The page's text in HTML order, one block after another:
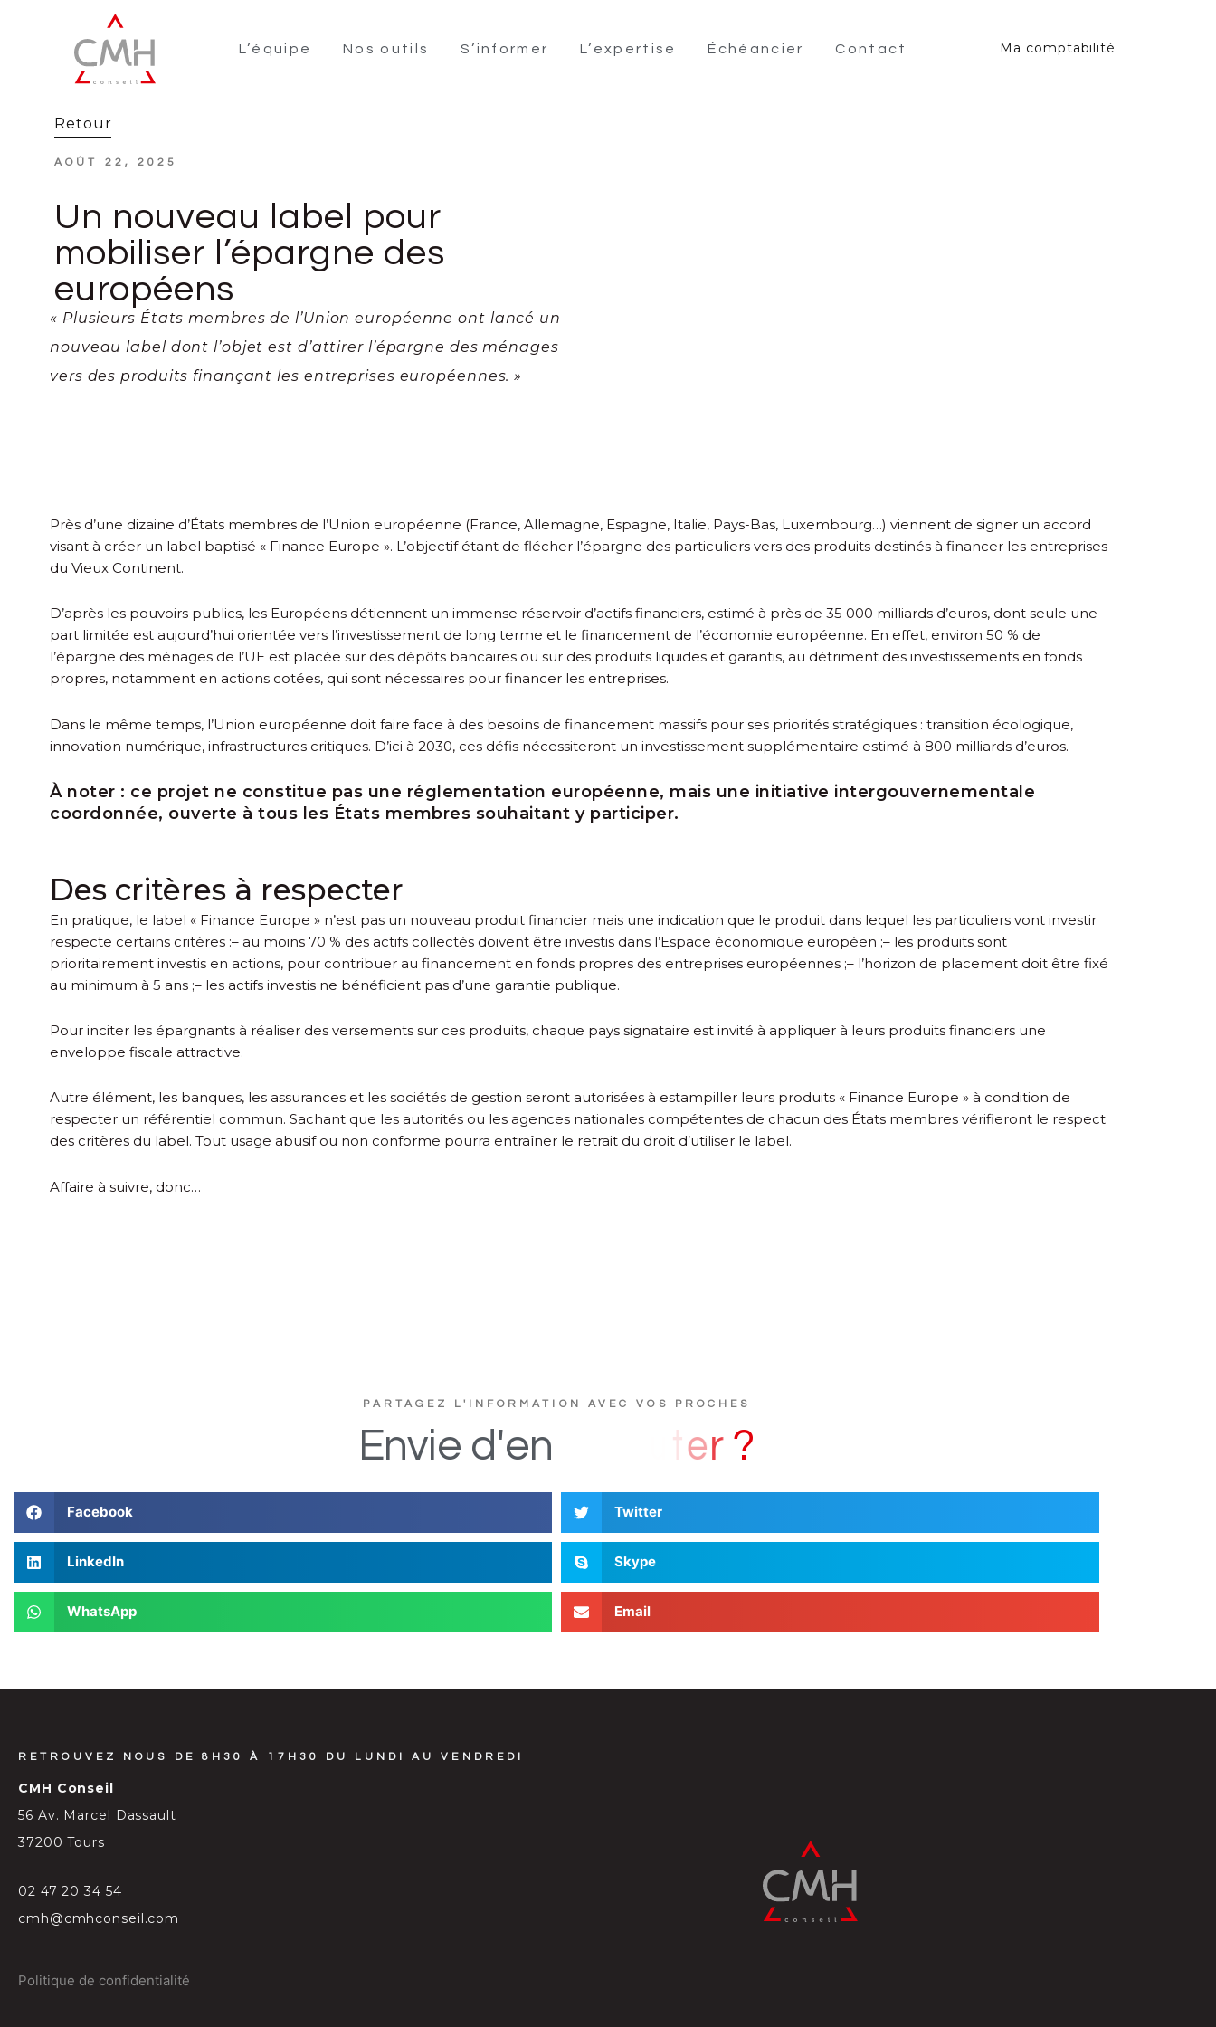
L’équipe Nos outils S’informer L’expertise Échéancier Contact Ma comptabilité
Retour
AOÛT 22, 2025
Un nouveau label pour
mobiliser l’épargne des
européens
« Plusieurs États membres de l’Union européenne ont lancé un
nouveau label dont l’objet est d’attirer l’épargne des ménages
vers des produits finançant les entreprises européennes. »
Près d’une dizaine d’États membres de l’Union européenne (France, Allemagne, Espagne, Italie, Pays-Bas, Luxembourg…) viennent de signer un accord
visant à créer un label baptisé « Finance Europe ». L’objectif étant de flécher l’épargne des particuliers vers des produits destinés à financer les entreprises
du Vieux Continent.
D’après les pouvoirs publics, les Européens détiennent un immense réservoir d’actifs financiers, estimé à près de 35 000 milliards d’euros, dont seule une
part limitée est aujourd’hui orientée vers l’investissement de long terme et le financement de l’économie européenne. En effet, environ 50 % de
l’épargne des ménages de l’UE est placée sur des dépôts bancaires ou sur des produits liquides et garantis, au détriment des investissements en fonds
propres, notamment en actions cotées, qui sont nécessaires pour financer les entreprises.
Dans le même temps, l’Union européenne doit faire face à des besoins de financement massifs pour ses priorités stratégiques : transition écologique,
innovation numérique, infrastructures critiques. D’ici à 2030, ces défis nécessiteront un investissement supplémentaire estimé à 800 milliards d’euros.
À noter : ce projet ne constitue pas une réglementation européenne, mais une initiative intergouvernementale
coordonnée, ouverte à tous les États membres souhaitant y participer.
Des critères à respecter
En pratique, le label « Finance Europe » n’est pas un nouveau produit financier mais une indication que le produit dans lequel les particuliers vont investir
respecte certains critères :– au moins 70 % des actifs collectés doivent être investis dans l’Espace économique européen ;– les produits sont
prioritairement investis en actions, pour contribuer au financement en fonds propres des entreprises européennes ;– l’horizon de placement doit être fixé
au minimum à 5 ans ;– les actifs investis ne bénéficient pas d’une garantie publique.
Pour inciter les épargnants à réaliser des versements sur ces produits, chaque pays signataire est invité à appliquer à leurs produits financiers une
enveloppe fiscale attractive.
Autre élément, les banques, les assurances et les sociétés de gestion seront autorisées à estampiller leurs produits « Finance Europe » à condition de
respecter un référentiel commun. Sachant que les autorités ou les agences nationales compétentes de chacun des États membres vérifieront le respect
des critères du label. Tout usage abusif ou non conforme pourra entraîner le retrait du droit d’utiliser le label.
Affaire à suivre, donc…
PARTAGEZ L'INFORMATION AVEC VOS PROCHES
Envie d'en
Facebook Twitter
LinkedIn Skype
WhatsApp Email
RETROUVEZ NOUS DE 8H30 À 17H30 DU LUNDI AU VENDREDI
CMH Conseil
56 Av. Marcel Dassault
37200 Tours
02 47 20 34 54
cmh@cmhconseil.com
Politique de confidentialité